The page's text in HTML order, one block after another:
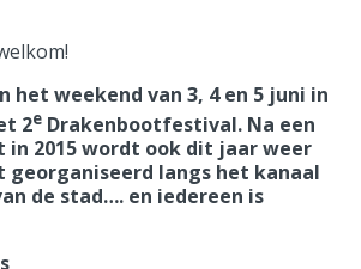
het weekend van 3, 4 en 5 juni in
2e Drakenbootfestival. Na een
in 2015 wordt ook dit jaar weer
georganiseerd langs het kanaal
de stad…. en iedereen is